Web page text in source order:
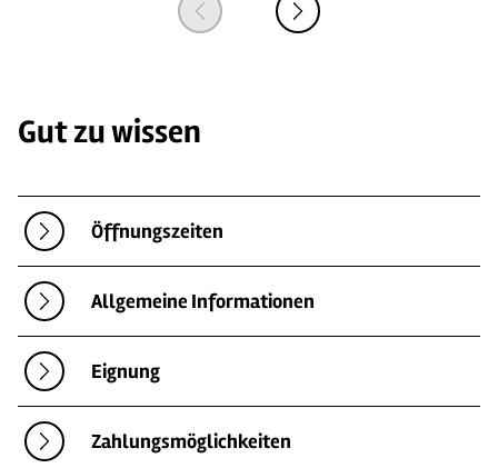
Gut zu wissen
Öffnungszeiten
Allgemeine Informationen
Eignung
Zahlungsmöglichkeiten